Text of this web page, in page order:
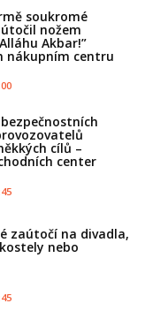
soukromé
nožem
Akbar!”
nákupním centru
cílů –
center
zaútočí na divadla,
nebo